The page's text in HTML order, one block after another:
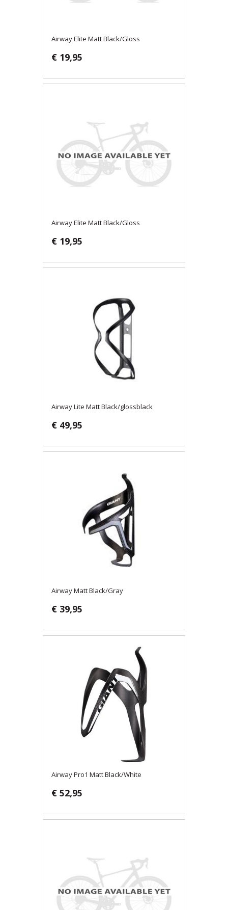
Airway Elite Matt Black/Gloss
€ 19,95
Airway Elite Matt Black/Gloss
€ 19,95
Airway Lite Matt Black/glossblack
€ 49,95
Airway Matt Black/Gray
€ 39,95
Airway Pro1 Matt Black/White
€ 52,95